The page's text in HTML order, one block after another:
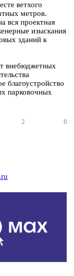
ветхого
метров.
вся проектная
изыскания
зданий к
внебюджетных
благоустройство
парковочных
2 0